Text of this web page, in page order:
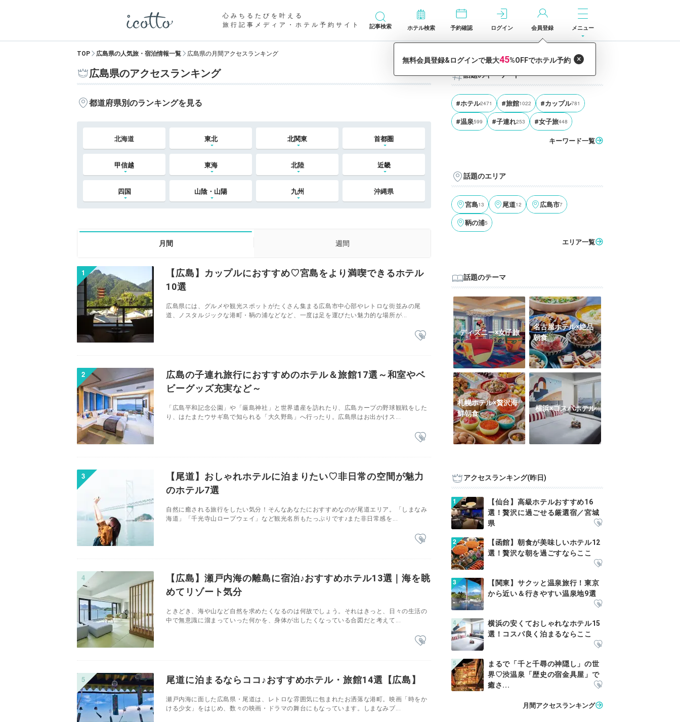
心みちるたびを叶える
旅行記事メディア・ホテル予約サイト
記事検索 ホテル検索 予約確認 ログイン 会員登録 メニュー
TOP 広島県の人気旅・宿泊情報一覧 広島県の月間アクセスランキング
広島県のアクセスランキング
都道府県別のランキングを見る
北海道 東北 北関東 首都圏
甲信越 東海 北陸 近畿
四国 山陰・山陽 九州 沖縄県
月間 週間
【広島】カップルにおすすめ♡宮島をより満喫できるホテル
10選
広島県には、グルメや観光スポットがたくさん集まる広島市中心部やレトロな街並みの尾
道、ノスタルジックな港町・鞆の浦などなど、一度は足を運びたい魅力的な場所が...
広島の子連れ旅行におすすめのホテル＆旅館17選～和室やベ
ビーグッズ充実など～
「広島平和記念公園」や「厳島神社」と世界遺産を訪れたり、広島カープの野球観戦をした
り、はたまたウサギ島で知られる「大久野島」へ行ったり。広島県はお出かけス...
【尾道】おしゃれホテルに泊まりたい♡非日常の空間が魅力
のホテル7選
自然に癒される旅行をしたい気分！そんなあなたにおすすめなのが尾道エリア。「しまなみ
海道」「千光寺山ロープウェイ」など観光名所もたっぷりです♪また非日常感を...
【広島】瀬戸内海の離島に宿泊♪おすすめホテル13選｜海を眺
めてリゾート気分
ときどき、海や山など自然を求めたくなるのは何故でしょう。それはきっと、日々の生活の
中で無意識に溜まっていった何かを、身体が出したくなっている合図だと考えて...
尾道に泊まるならココ♪おすすめホテル・旅館14選【広島】
瀬戸内海に面した広島県・尾道は、レトロな雰囲気に包まれたお洒落な港町。映画「時をか
ける少女」をはじめ、数々の映画・ドラマの舞台にもなっています。しまなみブ...
話題のキーワード
#ホテル2471 #旅館1022 #カップル781
#温泉599 #子連れ253 #女子旅448
キーワード一覧
話題のエリア
宮島13 尾道12 広島市7
鞆の浦5
エリア一覧
話題のテーマ
ディズニー×女子旅
名古屋ホテル×絶品
朝食
札幌ホテル×贅沢海
鮮朝食
横浜×コスパホテル
アクセスランキング(昨日)
【仙台】高級ホテルおすすめ16
選！贅沢に過ごせる厳選宿／宮城
県
【函館】朝食が美味しいホテル12
選！贅沢な朝を過ごすならここ
【関東】サクッと温泉旅行！東京
から近い＆行きやすい温泉地9選
横浜の安くておしゃれなホテル15
選！コスパ良く泊まるならここ
まるで「千と千尋の神隠し」の世
界♡渋温泉「歴史の宿金具屋」で
癒さ...
月間アクセスランキング